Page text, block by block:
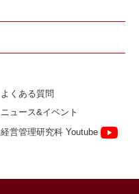
よくある質問
ニュース&イベント
経営管理研究科 Youtube